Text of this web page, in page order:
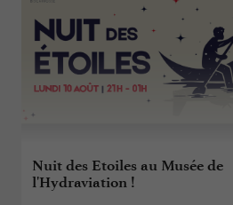
Nuit des Etoiles au Musée de
l'Hydraviation !